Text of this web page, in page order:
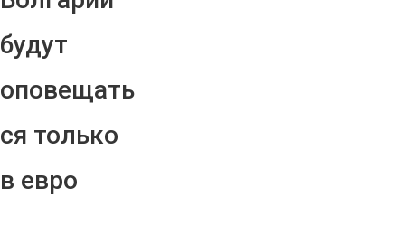
будут
оповещать
ся только
в евро